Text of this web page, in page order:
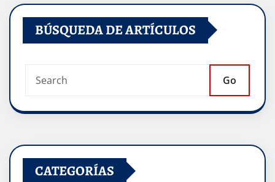
BÚSQUEDA DE ARTÍCULOS
Go
CATEGORÍAS